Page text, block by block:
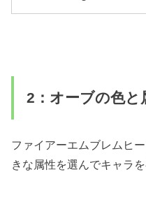
2：オーブの色と
ファイアーエムブレムヒ
きな属性を選んでキャラ